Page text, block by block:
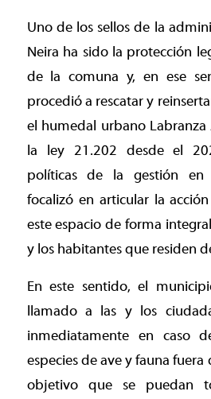
Uno de los sellos de la
Neira ha sido la protección
de la comuna y, en ese
procedió a rescatar y
el humedal urbano
la ley 21.202 desde el
políticas de la gestión en
focalizó en articular la
este espacio de forma
y los habitantes que residen
En este sentido, el
llamado a las y los
inmediatamente en caso
especies de ave y fauna
objetivo que se puedan